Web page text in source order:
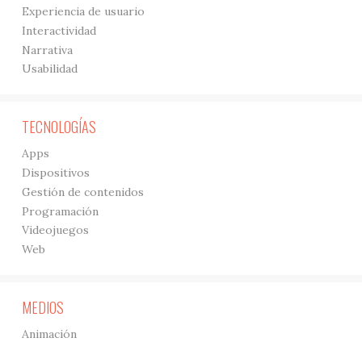
Experiencia de usuario
Interactividad
Narrativa
Usabilidad
TECNOLOGÍAS
Apps
Dispositivos
Gestión de contenidos
Programación
Videojuegos
Web
MEDIOS
Animación